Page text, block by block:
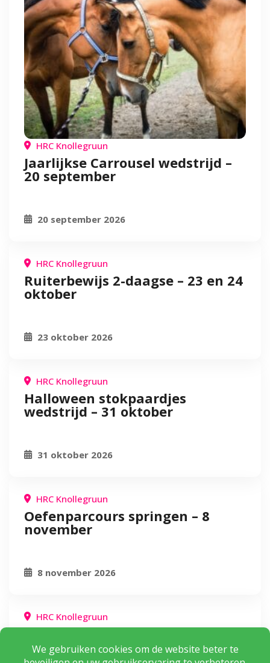
HRC Knollegruun
Jaarlijkse Carrousel wedstrijd –
20 september
20 september 2026
HRC Knollegruun
Ruiterbewijs 2-daagse – 23 en 24
oktober
23 oktober 2026
HRC Knollegruun
Halloween stokpaardjes
wedstrijd – 31 oktober
31 oktober 2026
HRC Knollegruun
Oefenparcours springen – 8
november
8 november 2026
HRC Knollegruun
Springwedstrijd – 15 november